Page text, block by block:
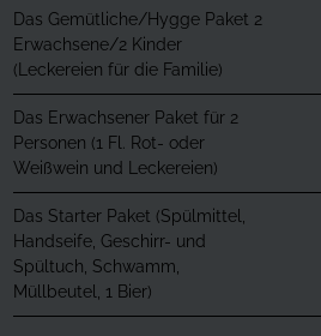
Das Gemütliche/Hygge Paket 2
Erwachsene/2 Kinder
(Leckereien für die Familie)
Das Erwachsener Paket für 2
Personen (1 Fl. Rot- oder
Weißwein und Leckereien)
Das Starter Paket (Spülmittel,
Handseife, Geschirr- und
Spültuch, Schwamm,
Müllbeutel, 1 Bier)